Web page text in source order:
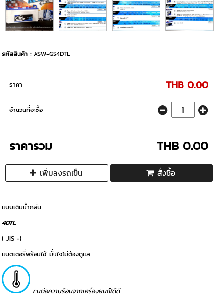
รหัสสินค้า :ASW-GS4DTL
ราคา THB 0.00
จำนวนที่จะซื้อ
ราคารวม THB 0.00
เพิ่มลงรถเข็น สั่งซื้อ
แบบเติมน้ำกลั่น
4DTL
( JIS -)
แบตเตอรี่พร้อมใช้ มั่นใจไม่ต้องดูแล
ทนต่อความร้อนจากเครื่องยนต์ได้ดี